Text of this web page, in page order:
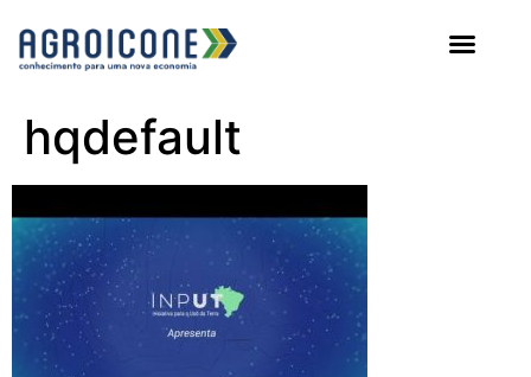
hqdefault